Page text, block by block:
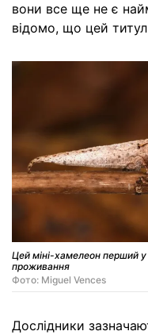
вони все ще не є
відомо, що цей
Цей міні-хамелеон перший
проживання
Фото: Miguel Vences
Дослідники